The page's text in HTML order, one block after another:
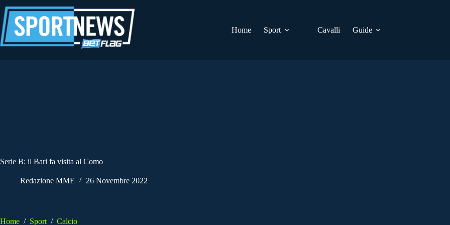
al
contenuto
Home
Sport Cavalli Guide
Serie B: il Bari fa visita al Como
Redazione MME 26 Novembre 2022
Home / Sport / Calcio